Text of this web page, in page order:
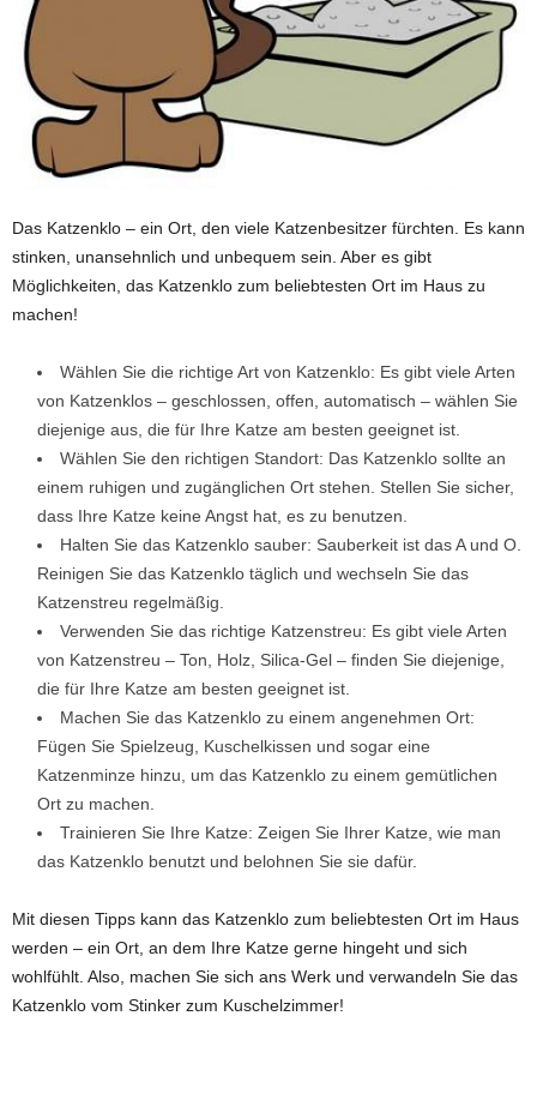
Das Katzenklo – ein Ort, den viele Katzenbesitzer fürchten. Es kann
stinken, unansehnlich und unbequem sein. Aber es gibt
Möglichkeiten, das Katzenklo zum beliebtesten Ort im Haus zu
machen!
Wählen Sie die richtige Art von Katzenklo: Es gibt viele Arten
von Katzenklos – geschlossen, offen, automatisch – wählen Sie
diejenige aus, die für Ihre Katze am besten geeignet ist.
Wählen Sie den richtigen Standort: Das Katzenklo sollte an
einem ruhigen und zugänglichen Ort stehen. Stellen Sie sicher,
dass Ihre Katze keine Angst hat, es zu benutzen.
Halten Sie das Katzenklo sauber: Sauberkeit ist das A und O.
Reinigen Sie das Katzenklo täglich und wechseln Sie das
Katzenstreu regelmäßig.
Verwenden Sie das richtige Katzenstreu: Es gibt viele Arten
von Katzenstreu – Ton, Holz, Silica-Gel – finden Sie diejenige,
die für Ihre Katze am besten geeignet ist.
Machen Sie das Katzenklo zu einem angenehmen Ort:
Fügen Sie Spielzeug, Kuschelkissen und sogar eine
Katzenminze hinzu, um das Katzenklo zu einem gemütlichen
Ort zu machen.
Trainieren Sie Ihre Katze: Zeigen Sie Ihrer Katze, wie man
das Katzenklo benutzt und belohnen Sie sie dafür.
Mit diesen Tipps kann das Katzenklo zum beliebtesten Ort im Haus
werden – ein Ort, an dem Ihre Katze gerne hingeht und sich
wohlfühlt. Also, machen Sie sich ans Werk und verwandeln Sie das
Katzenklo vom Stinker zum Kuschelzimmer!